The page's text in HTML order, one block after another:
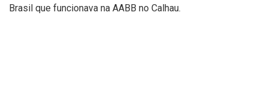
Brasil que funcionava na AABB no Calhau.